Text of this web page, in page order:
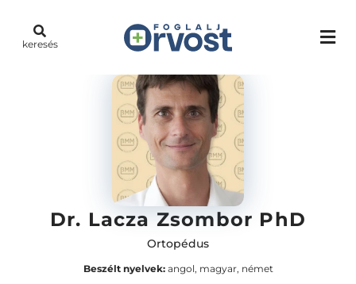
keresés
Dr. Lacza Zsombor PhD
Ortopédus
Beszélt nyelvek:angol, magyar, német